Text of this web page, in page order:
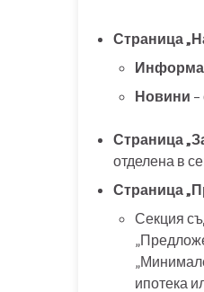
Страница
Новини
Страница
отделена в
Страница
Секция
ипотека